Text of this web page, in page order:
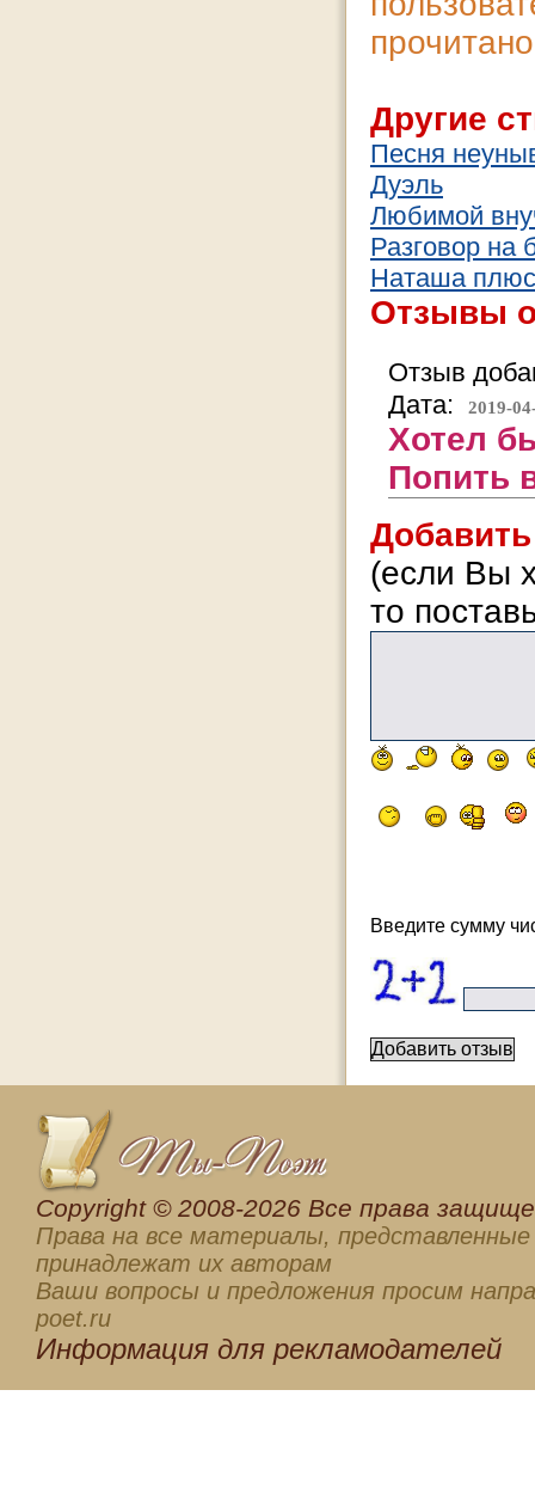
Другие
Песня
Дуэль
Любимой
Разговор на
Наташа
Отзывы
Отзыв
Дата:
2019-
Хотел
Попить
(если Вы
то
Введите сумму
Сopyright © 2008-2026 Все права
Права на все материалы, представленные
принадлежат их авторам
Ваши вопросы и предложения просим
poet.ru
Информация для рекламодателей